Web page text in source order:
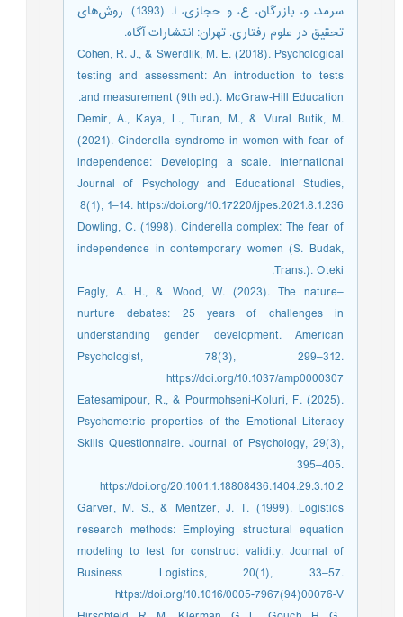
سرمد، و، بازرگان، ع، و حجازی، ا. (1393). روش‌های
تحقیق در علوم رفتاری. تهران: انتشارات آگاه.
Cohen, R. J., & Swerdlik, M. E. (2018). Psychological
testing and assessment: An introduction to tests
and measurement (9th ed.). McGraw-Hill Education.
Demir, A., Kaya, L., Turan, M., & Vural Butik, M.
(2021). Cinderella syndrome in women with fear of
independence: Developing a scale. International
Journal of Psychology and Educational Studies,
8(1), 1–14. https://doi.org/10.17220/ijpes.2021.8.1.236
Dowling, C. (1998). Cinderella complex: The fear of
independence in contemporary women (S. Budak,
Trans.). Oteki.
Eagly, A. H., & Wood, W. (2023). The nature–
nurture debates: 25 years of challenges in
understanding gender development. American
Psychologist, 78(3), 299–312.
https://doi.org/10.1037/amp0000307
Eatesamipour, R., & Pourmohseni-Koluri, F. (2025).
Psychometric properties of the Emotional Literacy
Skills Questionnaire. Journal of Psychology, 29(3),
395–405.
https://doi.org/20.1001.1.18808436.1404.29.3.10.2
Garver, M. S., & Mentzer, J. T. (1999). Logistics
research methods: Employing structural equation
modeling to test for construct validity. Journal of
Business Logistics, 20(1), 33–57.
https://doi.org/10.1016/0005-7967(94)00076-V